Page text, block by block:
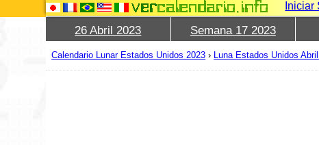
Iniciar
26 Abril 2023 Semana 17 2023
Calendario Lunar Estados Unidos 2023 › Luna Estados Unidos